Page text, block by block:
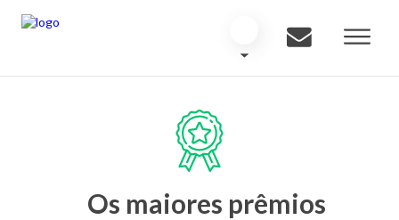
Os maiores prêmios